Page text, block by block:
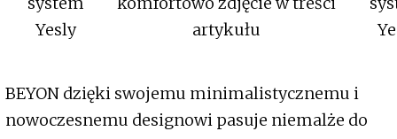
BEYON dzięki swojemu minimalistycznemu i
nowoczesnemu designowi pasuje niemalże do